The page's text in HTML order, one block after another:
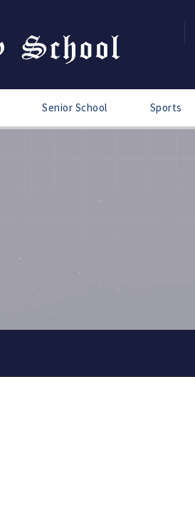
Senior School Sports